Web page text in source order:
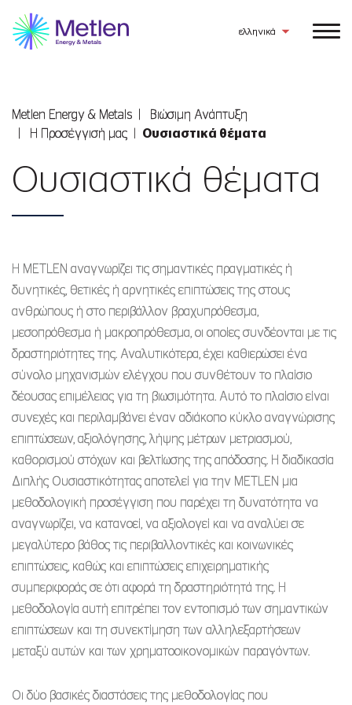
ελληνικά
Metlen Εnergy & Metals
Βιώσιμη Ανάπτυξη
Η Προσέγγισή μας
Ουσιαστικά θέματα
Ουσιαστικά θέματα
Η METLEN αναγνωρίζει τις σημαντικές πραγματικές ή
δυνητικές, θετικές ή αρνητικές επιπτώσεις της στους
ανθρώπους ή στο περιβάλλον βραχυπρόθεσμα,
μεσοπρόθεσμα ή μακροπρόθεσμα, οι οποίες συνδέονται με τις
δραστηριότητες της. Αναλυτικότερα, έχει καθιερώσει ένα
σύνολο μηχανισμών ελέγχου που συνθέτουν το πλαίσιο
δέουσας επιμέλειας για τη βιωσιμότητα. Αυτό το πλαίσιο είναι
συνεχές και περιλαμβάνει έναν αδιάκοπο κύκλο αναγνώρισης
επιπτώσεων, αξιολόγησης, λήψης μέτρων μετριασμού,
καθορισμού στόχων και βελτίωσης της απόδοσης. Η διαδικασία
Διπλής Ουσιαστικότητας αποτελεί για την METLEN μια
μεθοδολογική προσέγγιση που παρέχει τη δυνατότητα να
αναγνωρίζει, να κατανοεί, να αξιολογεί και να αναλύει σε
μεγαλύτερο βάθος τις περιβαλλοντικές και κοινωνικές
επιπτώσεις, καθώς και επιπτώσεις επιχειρηματικής
συμπεριφοράς σε ότι αφορά τη δραστηριότητά της. Η
μεθοδολογία αυτή επιτρέπει τον εντοπισμό των σημαντικών
επιπτώσεων και τη συνεκτίμηση των αλληλεξαρτήσεων
μεταξύ αυτών και των χρηματοοικονομικών παραγόντων.
Οι δύο βασικές διαστάσεις της μεθοδολογίας που